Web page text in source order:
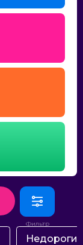
Недорогие